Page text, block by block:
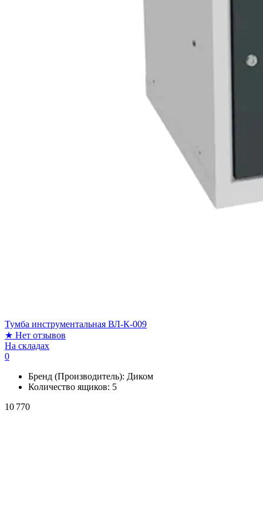
Тумба инструментальная ВЛ-К-009
★ Нет отзывов
На складах
0
Бренд (Производитель): Диком
Количество ящиков: 5
10 770